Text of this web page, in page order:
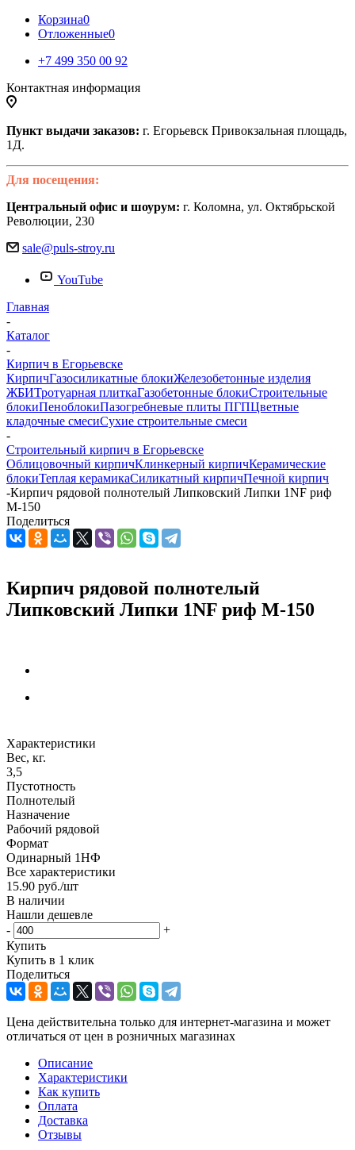
Корзина0
Отложенные0
+7 499 350 00 92
Контактная информация
Пункт выдачи заказов: г. Егорьевск Привокзальная площадь,
1Д.
Для посещения:
Центральный офис и шоурум: г. Коломна, ул. Октябрьской
Революции, 230
sale@puls-stroy.ru
YouTube
Главная
-
Каталог
-
Кирпич в Егорьевске
КирпичГазосиликатные блокиЖелезобетонные изделия
ЖБИТротуарная плиткаГазобетонные блокиСтроительные
блокиПеноблокиПазогребневые плиты ПГПЦветные
кладочные смесиСухие строительные смеси
-
Строительный кирпич в Егорьевске
Облицовочный кирпичКлинкерный кирпичКерамические
блокиТеплая керамикаСиликатный кирпичПечной кирпич
-Кирпич рядовой полнотелый Липковский Липки 1NF риф
М-150
Поделиться
Кирпич рядовой полнотелый
Липковский Липки 1NF риф М-150
Характеристики
Вес, кг.
3,5
Пустотность
Полнотелый
Назначение
Рабочий рядовой
Формат
Одинарный 1НФ
Все характеристики
15.90 руб./шт
В наличии
Нашли дешевле
-
+
Купить
Купить в 1 клик
Поделиться
Цена действительна только для интернет-магазина и может
отличаться от цен в розничных магазинах
Описание
Характеристики
Как купить
Оплата
Доставка
Отзывы